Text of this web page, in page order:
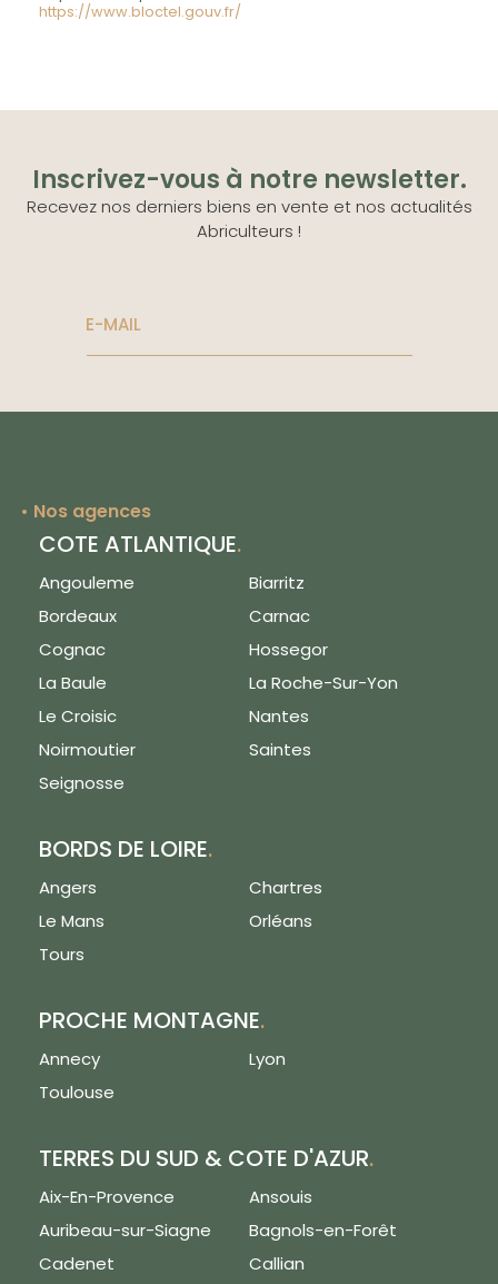
https://www.bloctel.gouv.fr/
Inscrivez-vous à notre newsletter.
Recevez nos derniers biens en vente et nos actualités
Abriculteurs !
E-MAIL
Nos agences
COTE ATLANTIQUE.
Angouleme
Biarritz
Bordeaux
Carnac
Cognac
Hossegor
La Baule
La Roche-Sur-Yon
Le Croisic
Nantes
Noirmoutier
Saintes
Seignosse
BORDS DE LOIRE.
Angers
Chartres
Le Mans
Orléans
Tours
PROCHE MONTAGNE.
Annecy
Lyon
Toulouse
TERRES DU SUD & COTE D'AZUR.
Aix-En-Provence
Ansouis
Auribeau-sur-Siagne
Bagnols-en-Forêt
Cadenet
Callian